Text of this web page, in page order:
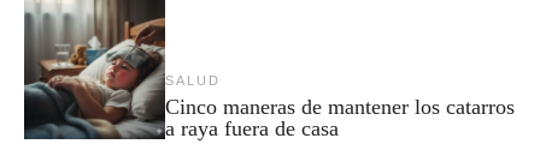
SALUD
Cinco maneras de mantener los catarros
a raya fuera de casa